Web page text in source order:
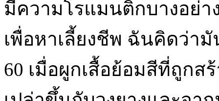
มีความโรแมนติกบางอย่า
เพื่อหาเลี้ยงชีพ ฉันคิดว่า
60 เมื่อผูกเสื้อย้อมสีที่ถูกส